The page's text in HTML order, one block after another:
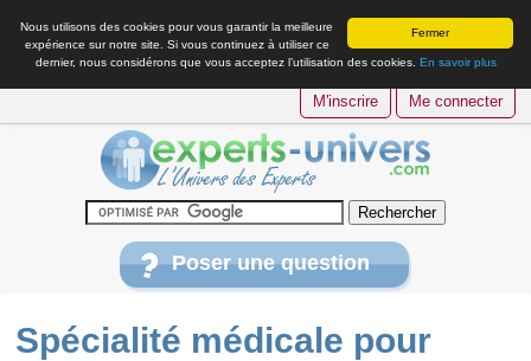
Fermer
Nous utilisons des cookies pour vous garantir la meilleure
expérience sur notre site. Si vous continuez à utiliser ce
dernier, nous considérons que vous acceptez l’utilisation des cookies. En savoir plus
M'inscrire Me connecter
Poser une question
Spécialité médicale pour